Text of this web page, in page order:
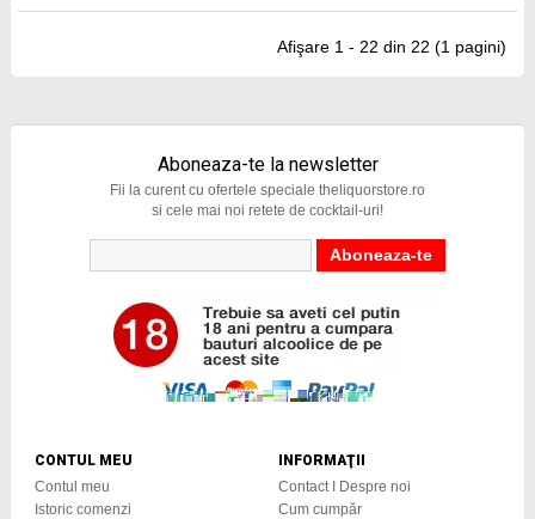
Afişare 1 - 22 din 22 (1 pagini)
Aboneaza-te la newsletter
Fii la curent cu ofertele speciale theliquorstore.ro
si cele mai noi retete de cocktail-uri!
CONTUL MEU
Contul meu
Istoric comenzi
INFORMAŢII
Contact I Despre noi
Cum cumpăr